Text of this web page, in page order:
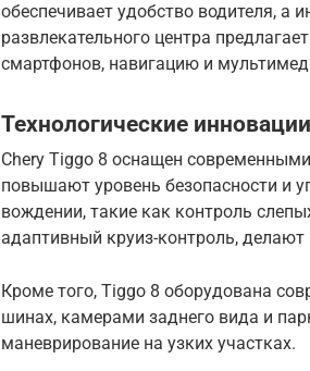
обеспечивает удобство водителя, а
развлекательного центра
смартфонов, навигацию и
Технологические
Chery Tiggo 8 оснащен
повышают уровень безопасности и
вождении, такие как контроль
адаптивный круиз-контроль,
Кроме того, Tiggo 8 оборудована
шинах, камерами заднего вида и
маневрирование на узких участках.